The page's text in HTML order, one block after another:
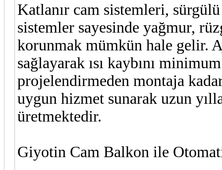
Katlanır cam sistemleri, sürgülü
sistemler sayesinde yağmur,
korunmak mümkün hale gelir.
sağlayarak ısı kaybını
projelendirmeden montaja
uygun hizmet sunarak uzun
üretmektedir.
Giyotin Cam Balkon ile